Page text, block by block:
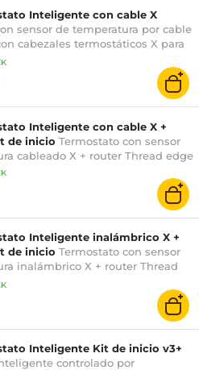
Inteligente con cable X
sensor de temperatura por cable
cabezales termostáticos X para
Inteligente con cable X +
de inicio Termostato con sensor
cableado X + router Thread edge
Inteligente inalámbrico X +
de inicio Termostato con sensor
inalámbrico X + router Thread
Inteligente Kit de inicio v3+
controlado por